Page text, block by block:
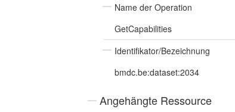
Name der Operation
GetCapabilities
Identifikator/Bezeichnung
bmdc.be:dataset:2034
Angehängte Ressource